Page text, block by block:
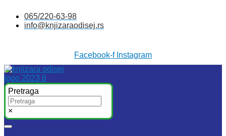
sadržaj
065/220-63-98
info@knjizaraodisej.rs
Facebook-f Instagram
Pretraga
×